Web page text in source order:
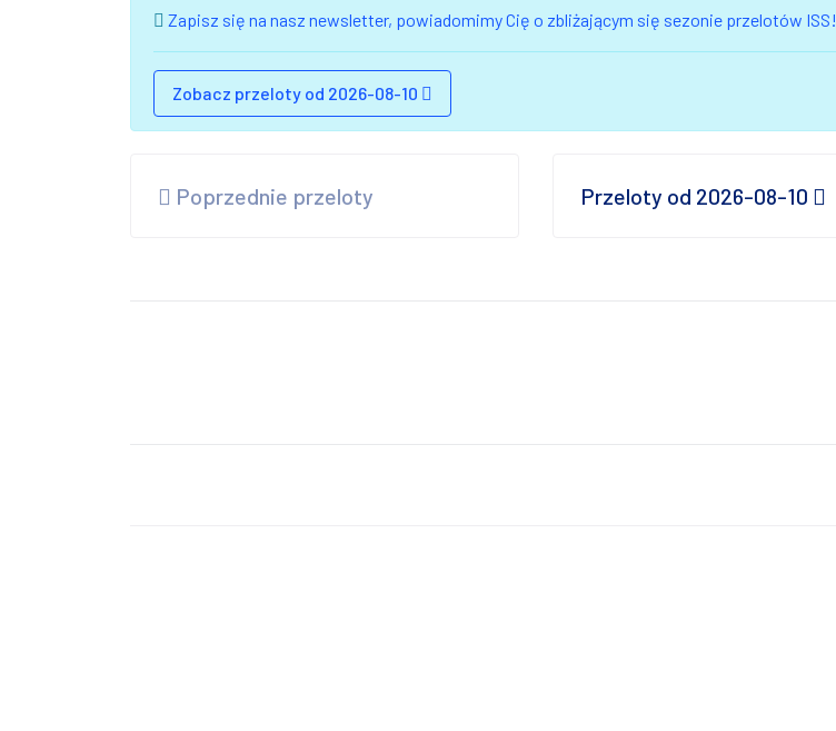
Zapisz się na nasz newsletter, powiadomimy Cię o zbliżającym się sezonie przelotów ISS!
Zobacz przeloty od 2026-08-10
Poprzednie przeloty Przeloty od 2026-08-10